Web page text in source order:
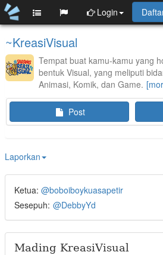
Login
~KreasiVisual
Tempat buat kamu-kamu yang
bentuk Visual, yang meliputi
Animasi, Komik, dan Game.
Post
Laporkan
Ketua: @boboiboykuasapetir
Sesepuh: @DebbyYd
Mading KreasiVisual